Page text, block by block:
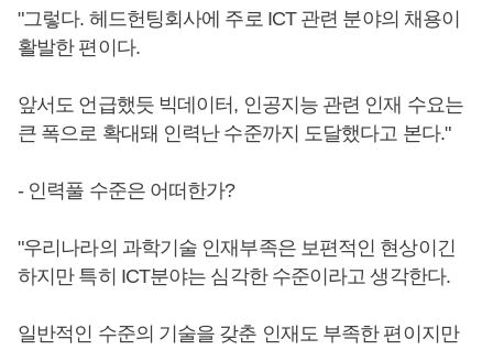
"그렇다. 헤드헌팅회사에 주로 ICT 관련 분야의 채용이
활발한 편이다.
앞서도 언급했듯 빅데이터, 인공지능 관련 인재 수요는
큰 폭으로 확대돼 인력난 수준까지 도달했다고 본다."
- 인력풀 수준은 어떠한가?
"우리나라의 과학기술 인재부족은 보편적인 현상이긴
하지만 특히 ICT분야는 심각한 수준이라고 생각한다.
일반적인 수준의 기술을 갖춘 인재도 부족한 편이지만